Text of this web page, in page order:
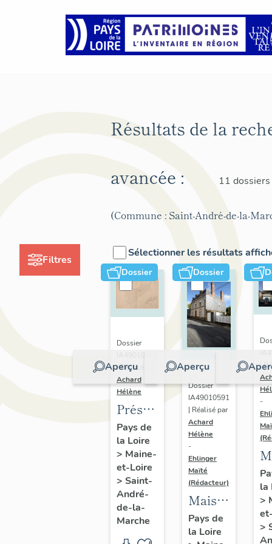
Filtres
Résultats de la
avancée :
11 dossiers
(Commune : Saint-André-de-la-
Sélectionner les résultats
Dossier
Aperçu
Dossier
IA49010563
| Réalisé par
Achard
Hélène
Présentation
du
patrimoine
industriel
de la
commune
de
Saint-
Pays de
la Loire
> Maine-
et-Loire
> Saint-
André-
de-la-
Marche
Dossier
Aperçu
Dossier
IA49010591
| Réalisé par
Achard
Hélène
-
Ehlinger
Maïté
(Rédacteur)
Maison
de
l'industriel
Pays de
la Loire
|
-
la
>
>